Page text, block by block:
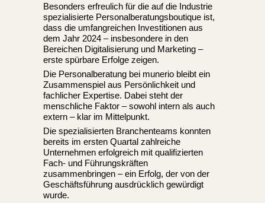
Besonders erfreulich für die auf die Industrie
spezialisierte Personalberatungsboutique ist,
dass die umfangreichen Investitionen aus
dem Jahr 2024 – insbesondere in den
Bereichen Digitalisierung und Marketing –
erste spürbare Erfolge zeigen.
Die Personalberatung bei munerio bleibt ein
Zusammenspiel aus Persönlichkeit und
fachlicher Expertise. Dabei steht der
menschliche Faktor – sowohl intern als auch
extern – klar im Mittelpunkt.
Die spezialisierten Branchenteams konnten
bereits im ersten Quartal zahlreiche
Unternehmen erfolgreich mit qualifizierten
Fach- und Führungskräften
zusammenbringen – ein Erfolg, der von der
Geschäftsführung ausdrücklich gewürdigt
wurde.